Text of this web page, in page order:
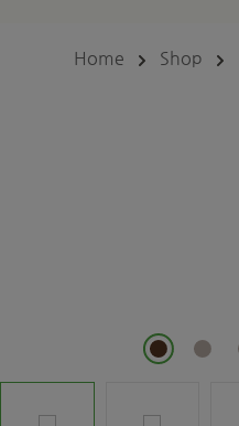
Home Shop